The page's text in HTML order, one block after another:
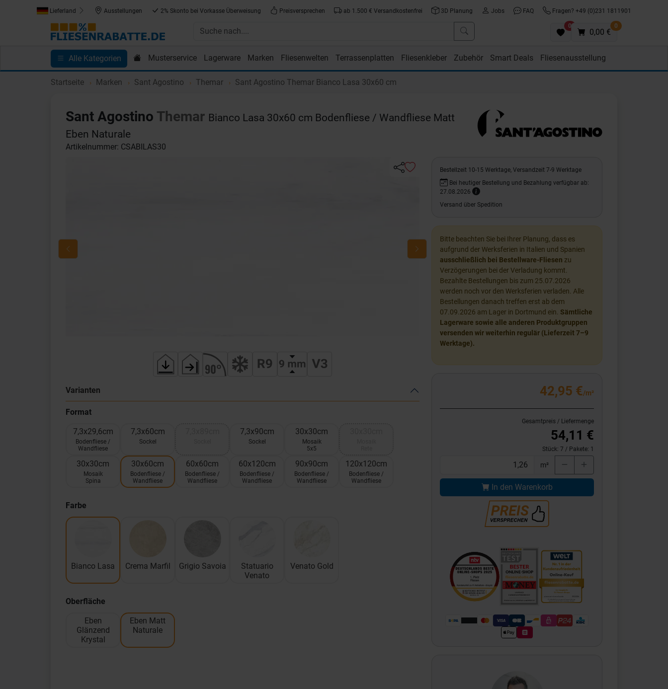
Lieferland Ausstellungen 2% Skonto bei Vorkasse Überweisung Preisversprechen ab 1.500 € Versandkostenfrei 3D Planung Jobs FAQ Fragen? +49 (0)231 1811901
0 0
0,00 €
Alle Kategorien Musterservice Lagerware Marken Fliesenwelten Terrassenplatten Fliesenkleber Zubehör Smart Deals Fliesenausstellung
Kundenprojekte Blog Einkaufen bei Fliesenrabatte.de
Startseite Marken Sant Agostino Themar Sant Agostino Themar Bianco Lasa 30x60 cm
Sant Agostino Themar Bianco Lasa 30x60 cm Bodenfliese / Wandfliese Matt
Eben Naturale
Artikelnummer: CSABILAS30
Varianten
Format
7,3x29,6cm
Bodenfliese /
Wandfliese
7,3x60cm
Sockel
7,3x90cm
Sockel
30x30cm
Mosaik
5x5
30x30cm
Mosaik
Spina
30x60cm
Bodenfliese /
Wandfliese
60x60cm
Bodenfliese /
Wandfliese
60x120cm
Bodenfliese /
Wandfliese
90x90cm
Bodenfliese /
Wandfliese
120x120cm
Bodenfliese /
Wandfliese
Farbe
Bianco Lasa Crema Marfil Grigio Savoia
Statuario
Venato
Venato Gold
Oberfläche
Eben
Glänzend
Krystal
Eben Matt
Naturale
Bestellzeit 10-15 Werktage, Versandzeit 7-9 Werktage
Bei heutiger Bestellung und Bezahlung verfügbar ab:
27.08.2026
Versand über Spedition
Bitte beachten Sie bei Ihrer Planung, dass es
aufgrund der Werksferien in Italien und Spanien
ausschließlich bei Bestellware-Fliesen zu
Verzögerungen bei der Verladung kommt.
Bezahlte Bestellungen bis zum 25.07.2026
werden noch vor den Werksferien verladen. Alle
Bestellungen danach treffen erst ab dem
07.09.2026 am Lager in Dortmund ein. Sämtliche
Lagerware sowie alle anderen Produktgruppen
versenden wir weiterhin regulär (Lieferzeit 7–9
Werktage).
42,95 €/m²
Gesamtpreis / Liefermenge
54,11 €
Stück: 7 / Pakete: 1
m²
In den Warenkorb